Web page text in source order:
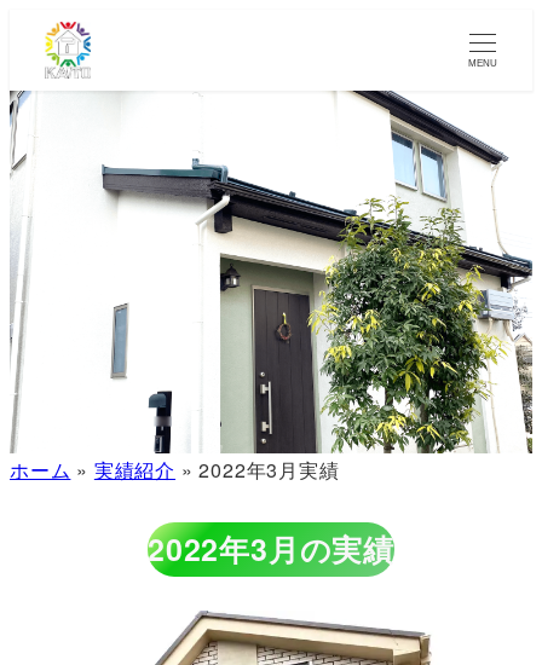
MENU
ホーム » 実績紹介 » 2022年3月実績
2022年3月の実績